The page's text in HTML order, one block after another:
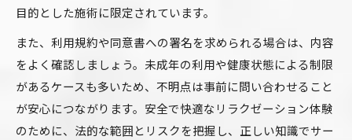
目的とした施術に限定されています。
また、利用規約や同意書への署名を求められる場合は、内容
をよく確認しましょう。未成年の利用や健康状態による制限
があるケースも多いため、不明点は事前に問い合わせること
が安心につながります。安全で快適なリラクゼーション体験
のために、法的な範囲とリスクを把握し、正しい知識でサー